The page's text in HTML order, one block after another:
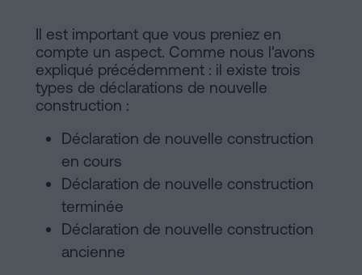
Il est important que vous preniez en
compte un aspect. Comme nous l'avons
expliqué précédemment : il existe trois
types de déclarations de nouvelle
construction :
Déclaration de nouvelle construction
en cours
Déclaration de nouvelle construction
terminée
Déclaration de nouvelle construction
ancienne